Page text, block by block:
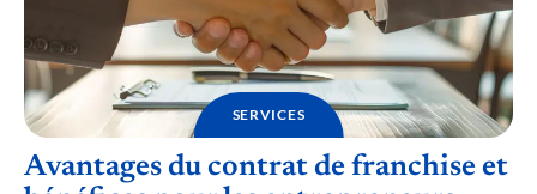
SERVICES
Avantages du contrat de franchise et